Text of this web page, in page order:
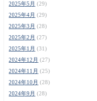
2025年5月 (29)
2025年4月 (29)
2025年3月 (28)
2025年2月 (27)
2025年1月 (31)
2024年12月 (27)
2024年11月 (25)
2024年10月 (28)
2024年9月 (28)